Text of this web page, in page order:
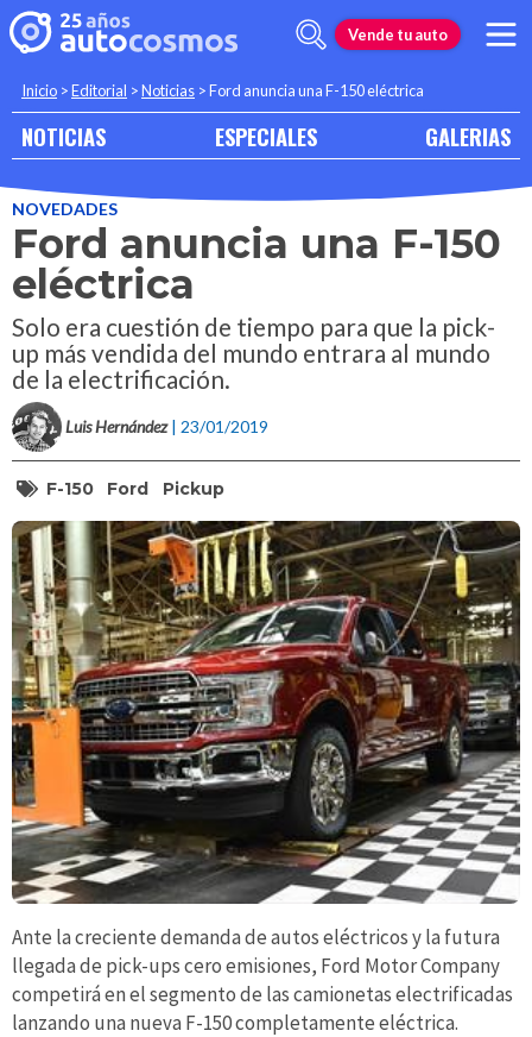
Vende tu auto
Inicio >Editorial >Noticias >Ford anuncia una F-150 eléctrica
NOTICIAS ESPECIALES GALERIAS
NOVEDADES
Ford anuncia una F-150
eléctrica
Solo era cuestión de tiempo para que la pick-
up más vendida del mundo entrara al mundo
de la electrificación.
Luis Hernández | 23/01/2019
F-150 Ford Pickup
Ante la creciente demanda de autos eléctricos y la futura
llegada de pick-ups cero emisiones, Ford Motor Company
competirá en el segmento de las camionetas electrificadas
lanzando una nueva F-150 completamente eléctrica.